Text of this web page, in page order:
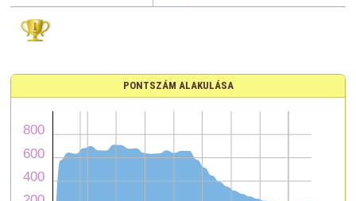
PONTSZÁM ALAKULÁSA